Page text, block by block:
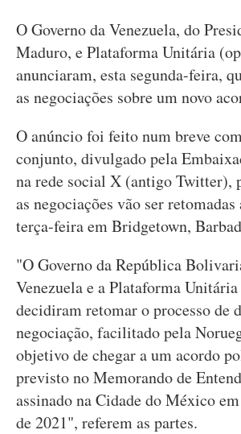
O Governo da Venezuela, do
Maduro, e Plataforma Unitária
anunciaram, esta segunda-feira,
as negociações sobre um novo
O anúncio foi feito num breve
conjunto, divulgado pela
na rede social X (antigo Twitter),
as negociações vão ser
terça-feira em Bridgetown,
"O Governo da República
Venezuela e a Plataforma
decidiram retomar o processo de
negociação, facilitado pela
objetivo de chegar a um acordo
previsto no Memorando de
assinado na Cidade do México
de 2021", referem as partes.